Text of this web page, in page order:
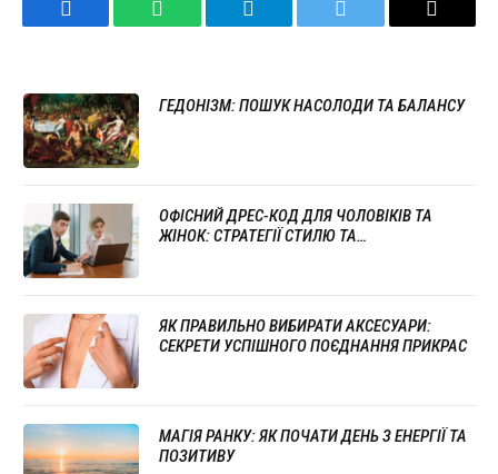
Facebook WhatsApp Telegram Twitter Email
ГЕДОНІЗМ: ПОШУК НАСОЛОДИ ТА БАЛАНСУ
ОФІСНИЙ ДРЕС-КОД ДЛЯ ЧОЛОВІКІВ ТА
ЖІНОК: СТРАТЕГІЇ СТИЛЮ ТА
ЯК ПРАВИЛЬНО ВИБИРАТИ АКСЕСУАРИ:
СЕКРЕТИ УСПІШНОГО ПОЄДНАННЯ ПРИКРАС
МАГІЯ РАНКУ: ЯК ПОЧАТИ ДЕНЬ З ЕНЕРГІЇ ТА
ПОЗИТИВУ